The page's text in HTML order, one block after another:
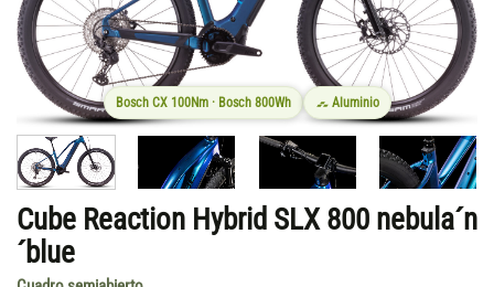
Bosch CX 100Nm · Bosch 800Wh Aluminio
Cube Reaction Hybrid SLX 800 nebula´n
´blue